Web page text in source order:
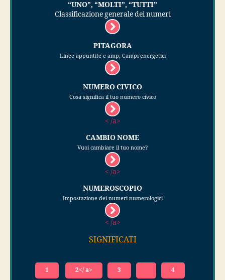
“UNO”, “MOLTI”, “TUTTI”
Classificazione generale dei numeri
PITAGORA
Linee appuntite e amp; Campi energetici
NUMERO CIVICO
Cosa significa il tuo numero civico
< /a>
CAMBIO NOME
Vuoi cambiare il tuo nome?
< /a>
NUMEROSCOPIO
Impostazione dei numeri numerologici
< /a>
SIGNIFICATI
1 2</ a> 3 4